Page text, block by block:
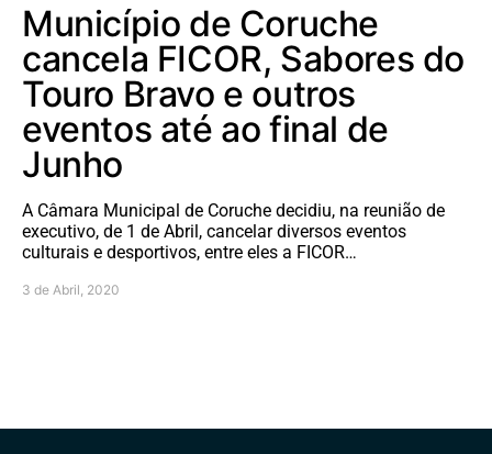
Município de Coruche
cancela FICOR, Sabores do
Touro Bravo e outros
eventos até ao final de
Junho
A Câmara Municipal de Coruche decidiu, na reunião de
executivo, de 1 de Abril, cancelar diversos eventos
culturais e desportivos, entre eles a FICOR…
3 de Abril, 2020